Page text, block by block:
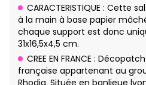
CARACTERISTIQUE : Cette
à la main à base papier
chaque support est donc
31x16,5x4,5 cm.
CREE EN FRANCE :
française appartenant au